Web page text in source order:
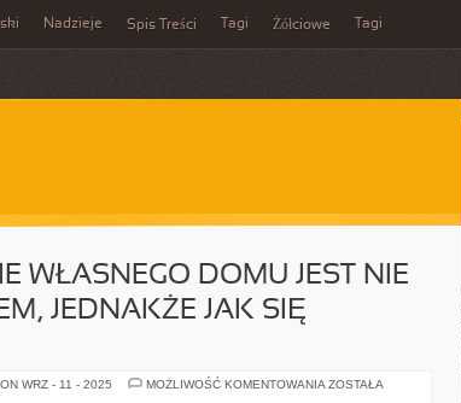
Nadzieje Spis Treści Tagi Żółciowe Tagi
WŁASNEGO DOMU JEST NIE
JEDNAKŻE JAK SIĘ
WRZ - 11 - 2025 MOŻLIWOŚĆ KOMENTOWANIA KONSTRUOWANIE
ZOSTAŁA